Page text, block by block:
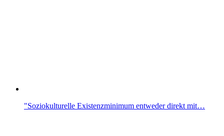
"Soziokulturelle Existenzminimum entweder direkt mit…